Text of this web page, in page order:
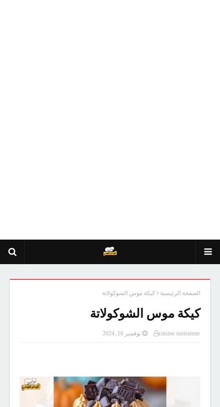
الصفحة الرئيسية كيكة موس الشوكولاتة
كيكة موس الشوكولاتة
cuisine tunisienne نوفمبر 16, 2024